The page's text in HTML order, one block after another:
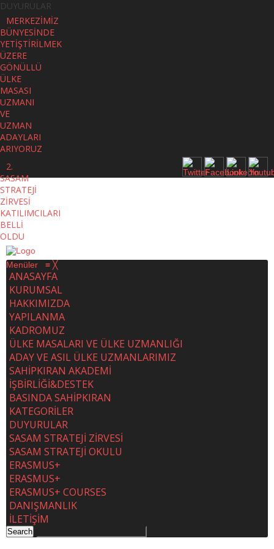
DUYURULAR
MERKEZİMİZ
BÜNYESİNDE
YETİŞTİRİLMEK
ÜZERE
GÖNÜLLÜ
ÜLKE
MASASI
UZMANI
VE
UZMAN
ADAYLARI
ARIYORUZ
2.
SASAM
STRATEJİ
ZİRVESİ
KATILIMCILARI
BELLİ
OLDU
Menüler ≡ ╳
ANASAYFA
KURUMSAL
HAKKIMIZDA
YAPILANMA
KADROMUZ
ÜLKE MASALARI VE ÜLKE UZMANLIĞI
ADAY VE ASIL ÜLKE UZMANLARIMIZ
SAHİPKIRAN AKADEMİ
İŞBİRLİĞİ&DESTEK
BASINDA SAHİPKIRAN
KATEGORİLER
DUYURULAR
SASAM STRATEJİ ZİRVESİ
SASAM STRATEJİ OKULU
ERASMUS+
ERASMUS+
ERASMUS+ COURSES
DANIŞMANLIK
İLETİŞİM